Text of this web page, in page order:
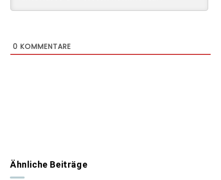
0 KOMMENTARE
Ähnliche Beiträge